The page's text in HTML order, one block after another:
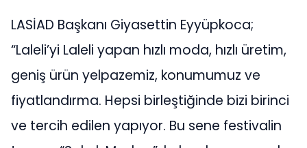
LASİAD Başkanı Giyasettin Eyyüpkoca;
“Laleli’yi Laleli yapan hızlı moda, hızlı üretim,
geniş ürün yelpazemiz, konumumuz ve
fiyatlandırma. Hepsi birleştiğinde bizi birinci
ve tercih edilen yapıyor. Bu sene festivalin